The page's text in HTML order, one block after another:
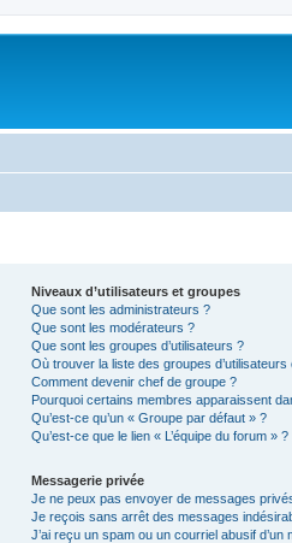
Niveaux d’utilisateurs et groupes
Que sont les administrateurs ?
Que sont les modérateurs ?
Que sont les groupes d’utilisateurs ?
Où trouver la liste des groupes
Comment devenir chef de groupe ?
Pourquoi certains membres apparaissent
Qu’est-ce qu’un « Groupe par défaut » ?
Qu’est-ce que le lien « L’équipe du forum » ?
Messagerie privée
Je ne peux pas envoyer de messages
Je reçois sans arrêt des messages
J’ai reçu un spam ou un courriel abusif d’un